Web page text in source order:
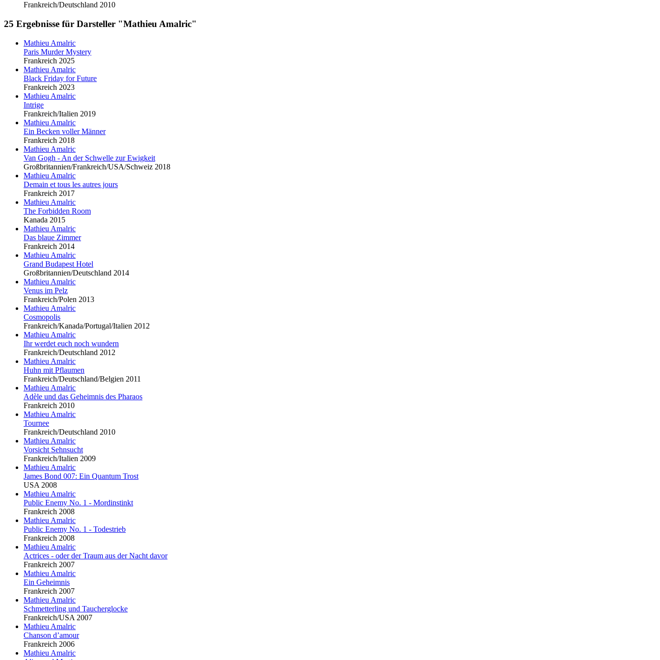
Frankreich/Deutschland 2010
25 Ergebnisse für Darsteller "Mathieu Amalric"
Mathieu Amalric
Paris Murder Mystery
Frankreich 2025
Mathieu Amalric
Black Friday for Future
Frankreich 2023
Mathieu Amalric
Intrige
Frankreich/Italien 2019
Mathieu Amalric
Ein Becken voller Männer
Frankreich 2018
Mathieu Amalric
Van Gogh - An der Schwelle zur Ewigkeit
Großbritannien/Frankreich/USA/Schweiz 2018
Mathieu Amalric
Demain et tous les autres jours
Frankreich 2017
Mathieu Amalric
The Forbidden Room
Kanada 2015
Mathieu Amalric
Das blaue Zimmer
Frankreich 2014
Mathieu Amalric
Grand Budapest Hotel
Großbritannien/Deutschland 2014
Mathieu Amalric
Venus im Pelz
Frankreich/Polen 2013
Mathieu Amalric
Cosmopolis
Frankreich/Kanada/Portugal/Italien 2012
Mathieu Amalric
Ihr werdet euch noch wundern
Frankreich/Deutschland 2012
Mathieu Amalric
Huhn mit Pflaumen
Frankreich/Deutschland/Belgien 2011
Mathieu Amalric
Adèle und das Geheimnis des Pharaos
Frankreich 2010
Mathieu Amalric
Tournee
Frankreich/Deutschland 2010
Mathieu Amalric
Vorsicht Sehnsucht
Frankreich/Italien 2009
Mathieu Amalric
James Bond 007: Ein Quantum Trost
USA 2008
Mathieu Amalric
Public Enemy No. 1 - Mordinstinkt
Frankreich 2008
Mathieu Amalric
Public Enemy No. 1 - Todestrieb
Frankreich 2008
Mathieu Amalric
Actrices - oder der Traum aus der Nacht davor
Frankreich 2007
Mathieu Amalric
Ein Geheimnis
Frankreich 2007
Mathieu Amalric
Schmetterling und Taucherglocke
Frankreich/USA 2007
Mathieu Amalric
Chanson d’amour
Frankreich 2006
Mathieu Amalric